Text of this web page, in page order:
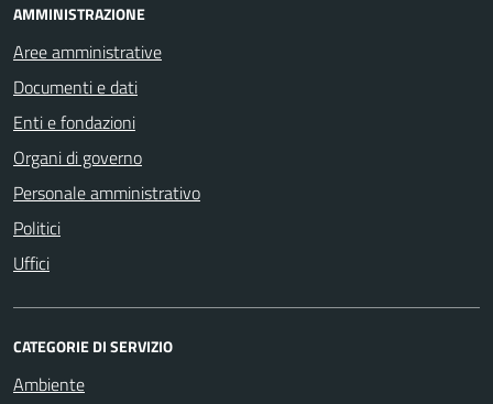
AMMINISTRAZIONE
Aree amministrative
Documenti e dati
Enti e fondazioni
Organi di governo
Personale amministrativo
Politici
Uffici
CATEGORIE DI SERVIZIO
Ambiente